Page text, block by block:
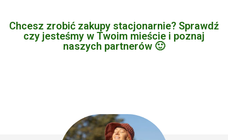
Chcesz zrobić zakupy stacjonarnie? Sprawdź
czy jesteśmy w Twoim mieście i poznaj
naszych partnerów 🙂